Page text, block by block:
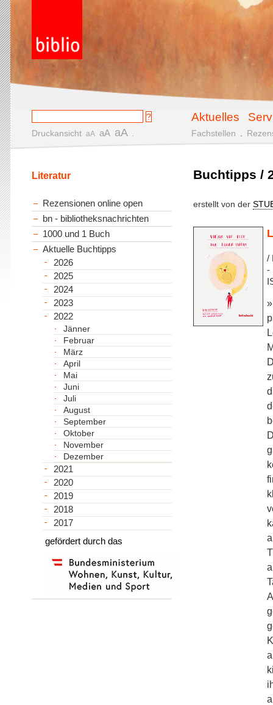
Aktuelles
Druckansicht aA aA aA Fachstellen
Buchtipps /
erstellt von der
/
-
Literatur
Rezensionen online open
bn - bibliotheksnachrichten
1000 und 1 Buch
Aktuelle Buchtipps
2026
2025
2024
2023
2022
Jänner
Februar
März
April
Mai
Juni
Juli
August
September
Oktober
November
Dezember
2021
2020
2019
2018
2017
gefördert durch das